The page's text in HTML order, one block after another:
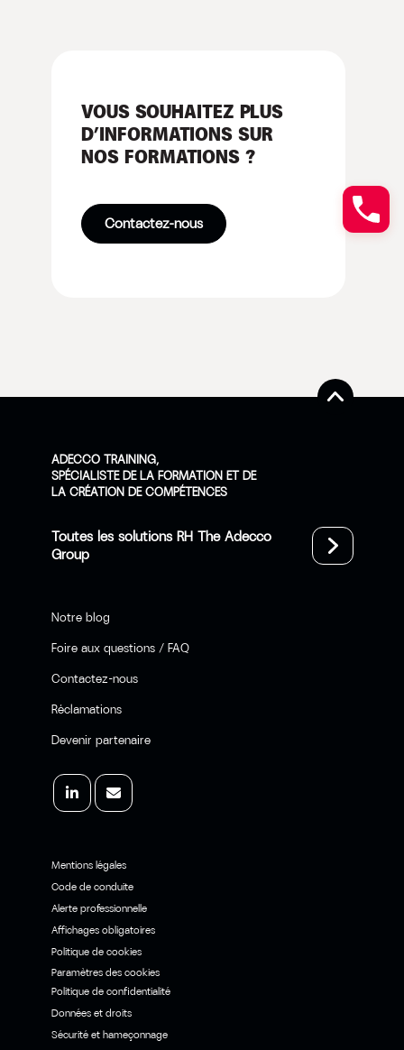
VOUS SOUHAITEZ PLUS
D’INFORMATIONS SUR
NOS FORMATIONS ?
Contactez-nous
ADECCO TRAINING,
SPÉCIALISTE DE LA FORMATION ET DE
LA CRÉATION DE COMPÉTENCES
Toutes les solutions RH The Adecco
Group
Notre blog
Foire aux questions / FAQ
Contactez-nous
Réclamations
Devenir partenaire
Mentions légales
Code de conduite
Alerte professionnelle
Affichages obligatoires
Politique de cookies
Paramètres des cookies
Politique de confidentialité
Données et droits
Sécurité et hameçonnage